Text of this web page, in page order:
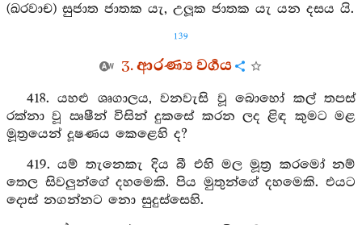
(ඛරවාච) සුජාත ජාතක යැ, උලූක ජාතක යැ යන දසය යි.
139
3. ආරණ්‍ය වර්‍ගය
418. යහළු ශෘගාලය, වනවැසි වූ බොහෝ කල් තපස්
රක්නා වූ ඍෂීන් විසින් දුකසේ කරන ලද ළිඳ කුමට මළ
මූත්‍රයෙන් දූෂණය කෙළෙහි ද?
419. යම් තැනෙකැ දිය බී එහි මල මූත්‍ර කරමෝ නම්
තෙල සිවලුන්ගේ දහමෙකි. පිය මුතුන්ගේ දහමෙකි. එයට
දොස් නගන්නට නො සුදුස්සෙහි.